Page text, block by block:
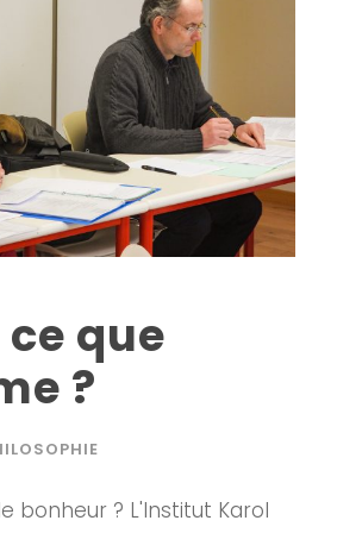
ce que
?
bonheur ? L'Institut Karol